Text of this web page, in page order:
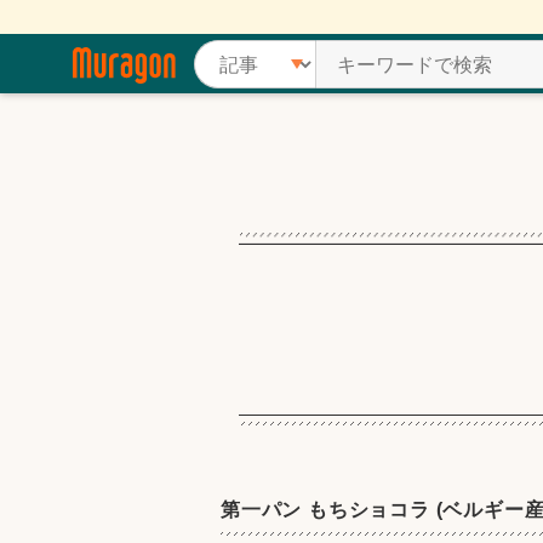
第一パン もちショコラ (ベルギー